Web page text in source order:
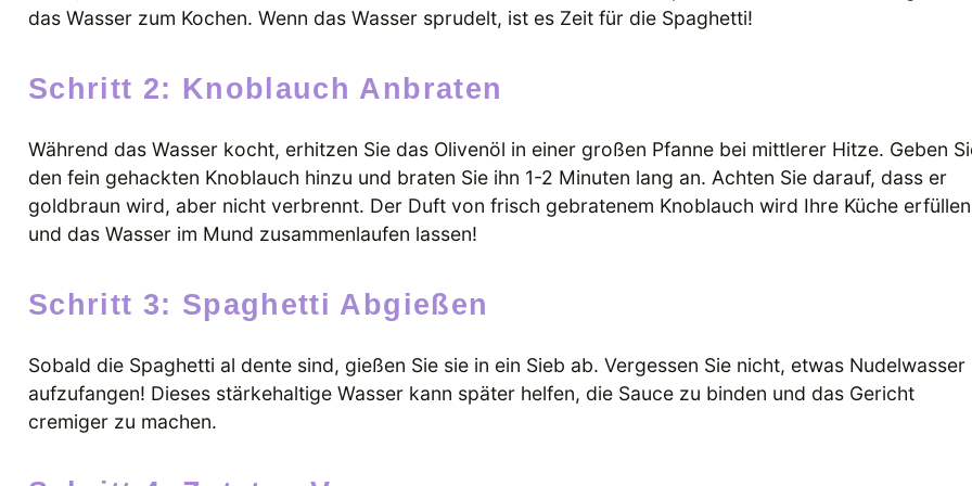
das Wasser zum Kochen. Wenn das Wasser sprudelt, ist es Zeit für die Spaghetti!
Schritt 2: Knoblauch Anbraten
Während das Wasser kocht, erhitzen Sie das Olivenöl in einer großen Pfanne bei mittlerer Hitze. Geben
den fein gehackten Knoblauch hinzu und braten Sie ihn 1-2 Minuten lang an. Achten Sie darauf, dass er
goldbraun wird, aber nicht verbrennt. Der Duft von frisch gebratenem Knoblauch wird Ihre Küche erfüllen
und das Wasser im Mund zusammenlaufen lassen!
Schritt 3: Spaghetti Abgießen
Sobald die Spaghetti al dente sind, gießen Sie sie in ein Sieb ab. Vergessen Sie nicht, etwas Nudelwasser
aufzufangen! Dieses stärkehaltige Wasser kann später helfen, die Sauce zu binden und das Gericht
cremiger zu machen.